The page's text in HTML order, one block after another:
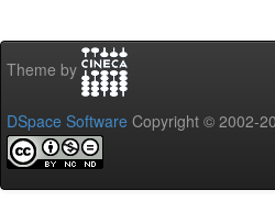
Theme by
DSpace Software Copyright © 2002-